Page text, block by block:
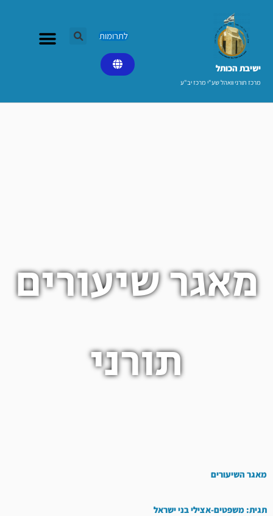
ישיבת הכותל​
מרכז תורני וואהל שע"י מרכז יב"ע
לתרומות
מאגר שיעורים
תורני
מאגר השיעורים
תגית: משפטים-אצילי בני ישראל